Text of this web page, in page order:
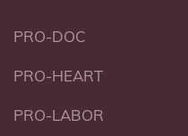
PRO-DOC
PRO-HEART
PRO-LABOR